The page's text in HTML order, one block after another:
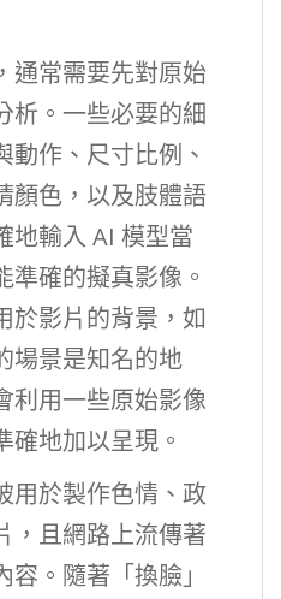
通常需要先對原始
析。一些必要的細
動作、尺寸比例、
顏色，以及肢體語
地輸入 AI 模型當
準確的擬真影像。
於影片的背景，如
場景是知名的地
利用一些原始影像
確地加以呈現。
用於製作色情、政
，且網路上流傳著
。隨著「換臉」